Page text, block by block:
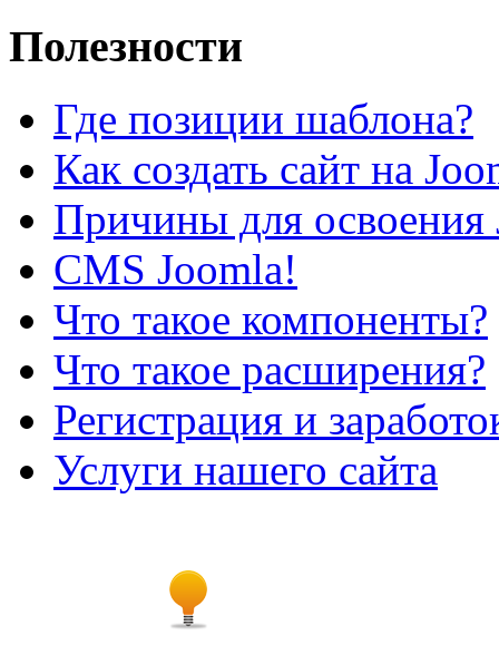
Полезности
Где позиции шаблона?
Как создать сайт на
Причины для освоения
CMS Joomla!
Что такое компоненты?
Что такое расширения?
Регистрация и
Услуги нашего сайта